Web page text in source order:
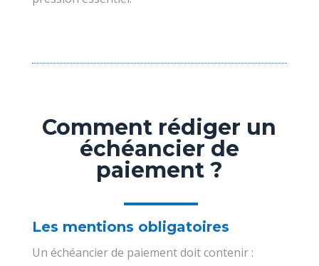
Comment rédiger un
échéancier de
paiement ?
Les mentions obligatoires
Un échéancier de paiement doit contenir :